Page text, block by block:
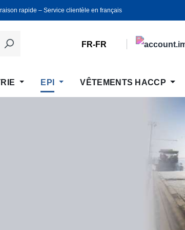
rapide ‒ Service clientèle en français
FR-FR
EPI VÊTEMENTS HACCP